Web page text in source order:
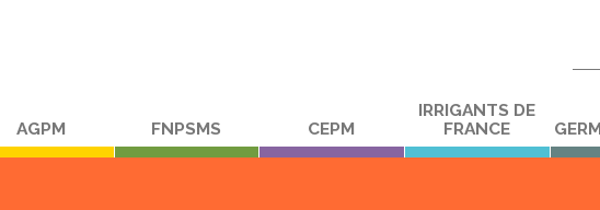
:
AGPM FNPSMS CEPM
IRRIGANTS DE
FRANCE